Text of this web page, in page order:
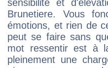
sensibilité et
Brunetiere. Vous
émotions, et rien de
peut se faire sans
mot ressentir est à
pleinement une